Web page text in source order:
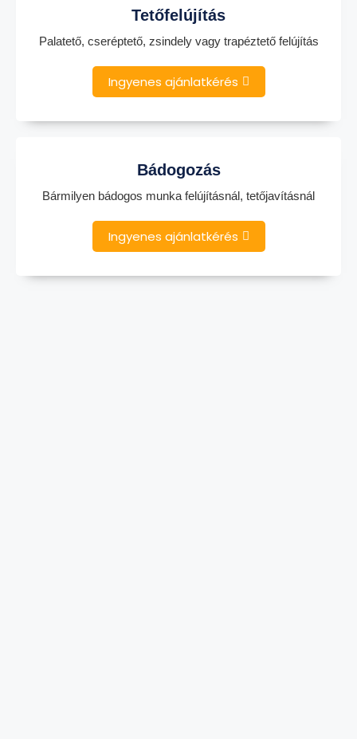
Tetőfelújítás
Palatető, cseréptető, zsindely vagy trapéztető felújítás
Ingyenes ajánlatkérés
Bádogozás
Bármilyen bádogos munka felújításnál, tetőjavításnál
Ingyenes ajánlatkérés